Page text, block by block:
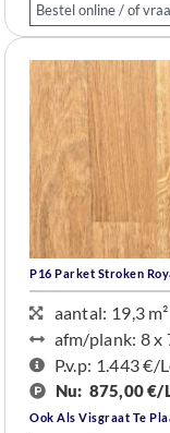
Bestel online / of
P16 Parket Stroken
aantal: 19,3 m²
afm/plank: 8 x
P.v.p: 1.443 €/
Nu: 875,00 €/
Ook Als Visgraat Te